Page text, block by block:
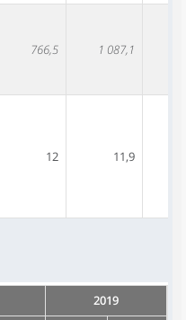
766,5 1 087,1
12 11,9
2019